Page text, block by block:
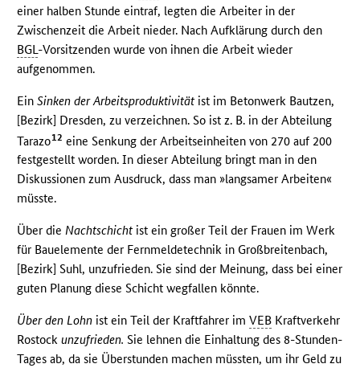
einer halben Stunde eintraf, legten die Arbeiter in der
Zwischenzeit die Arbeit nieder. Nach Aufklärung durch den
BGL -Vorsitzenden wurde von ihnen die Arbeit wieder
aufgenommen.
EinSinken der Arbeitsproduktivität ist im Betonwerk Bautzen,
[Bezirk] Dresden, zu verzeichnen. So ist z. B. in der Abteilung
Tarazo12 eine Senkung der Arbeitseinheiten von 270 auf 200
festgestellt worden. In dieser Abteilung bringt man in den
Diskussionen zum Ausdruck, dass man »langsamer Arbeiten«
müsste.
Über dieNachtschicht ist ein großer Teil der Frauen im Werk
für Bauelemente der Fernmeldetechnik in Großbreitenbach,
[Bezirk] Suhl, unzufrieden. Sie sind der Meinung, dass bei einer
guten Planung diese Schicht wegfallen könnte.
Über den Lohn ist ein Teil der Kraftfahrer imVEB Kraftverkehr
Rostockunzufrieden. Sie lehnen die Einhaltung des 8-Stunden-
Tages ab, da sie Überstunden machen müssten, um ihr Geld zu